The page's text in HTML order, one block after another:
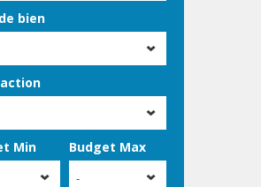
bien
Min Budget Max
-